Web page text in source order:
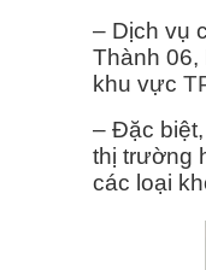
– Dịch vụ
Thành
khu vực
– Đặc biệt,
thị trường
các loại